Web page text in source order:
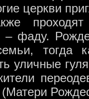
церкви
проходят
– фаду.
тогда
уличные